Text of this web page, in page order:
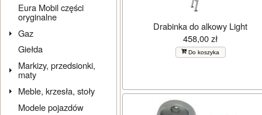
Eura Mobil części
oryginalne
Gaz
Giełda
Markizy, przedsionki,
maty
Meble, krzesła, stoły
Modele pojazdów
Drabinka do alkowy Light
458,00 zł
Do koszyka